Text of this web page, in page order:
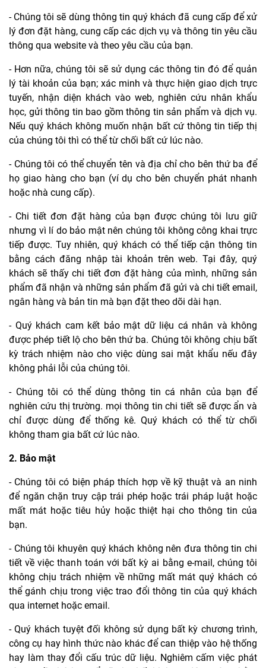
- Chúng tôi sẽ dùng thông tin quý khách đã cung cấp để xử
lý đơn đặt hàng, cung cấp các dịch vụ và thông tin yêu cầu
thông qua website và theo yêu cầu của bạn.
- Hơn nữa, chúng tôi sẽ sử dụng các thông tin đó để quản
lý tài khoản của bạn; xác minh và thực hiện giao dịch trực
tuyến, nhận diện khách vào web, nghiên cứu nhân khẩu
học, gửi thông tin bao gồm thông tin sản phẩm và dịch vụ.
Nếu quý khách không muốn nhận bất cứ thông tin tiếp thị
của chúng tôi thì có thể từ chối bất cứ lúc nào.
- Chúng tôi có thể chuyển tên và địa chỉ cho bên thứ ba để
họ giao hàng cho bạn (ví dụ cho bên chuyển phát nhanh
hoặc nhà cung cấp).
- Chi tiết đơn đặt hàng của bạn được chúng tôi lưu giữ
nhưng vì lí do bảo mật nên chúng tôi không công khai trực
tiếp được. Tuy nhiên, quý khách có thể tiếp cận thông tin
bằng cách đăng nhập tài khoản trên web. Tại đây, quý
khách sẽ thấy chi tiết đơn đặt hàng của mình, những sản
phẩm đã nhận và những sản phẩm đã gửi và chi tiết email,
ngân hàng và bản tin mà bạn đặt theo dõi dài hạn.
- Quý khách cam kết bảo mật dữ liệu cá nhân và không
được phép tiết lộ cho bên thứ ba. Chúng tôi không chịu bất
kỳ trách nhiệm nào cho việc dùng sai mật khẩu nếu đây
không phải lỗi của chúng tôi.
- Chúng tôi có thể dùng thông tin cá nhân của bạn để
nghiên cứu thị trường. mọi thông tin chi tiết sẽ được ẩn và
chỉ được dùng để thống kê. Quý khách có thể từ chối
không tham gia bất cứ lúc nào.
2. Bảo mật
- Chúng tôi có biện pháp thích hợp về kỹ thuật và an ninh
để ngăn chặn truy cập trái phép hoặc trái pháp luật hoặc
mất mát hoặc tiêu hủy hoặc thiệt hại cho thông tin của
bạn.
- Chúng tôi khuyên quý khách không nên đưa thông tin chi
tiết về việc thanh toán với bất kỳ ai bằng e-mail, chúng tôi
không chịu trách nhiệm về những mất mát quý khách có
thể gánh chịu trong việc trao đổi thông tin của quý khách
qua internet hoặc email.
- Quý khách tuyệt đối không sử dụng bất kỳ chương trình,
công cụ hay hình thức nào khác để can thiệp vào hệ thống
hay làm thay đổi cấu trúc dữ liệu. Nghiêm cấm việc phát